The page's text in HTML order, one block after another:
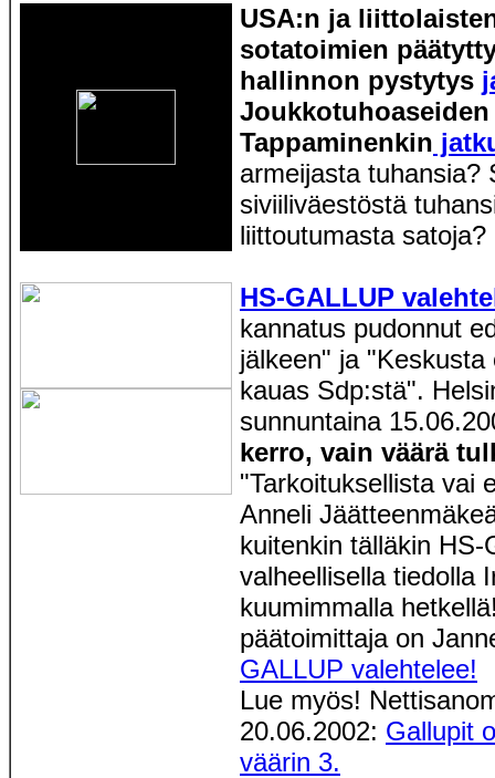
USA:n ja
sotatoimien
hallinnon pystytys
Tappaminenkin
armeijasta tuhansia?
siviiliväestöstä
liittoutumasta satoja?
HS-GALLUP
kannatus pudonnut
jälkeen" ja "Keskusta
kauas Sdp:stä".
sunnuntaina
kerro, vain väärä
"Tarkoituksellista vai
Anneli
kuitenkin tälläkin HS-
valheellisella tiedolla
kuumimmalla
päätoimittaja on
GALLUP valehtelee!
Lue myös!
20.06.2002: Gallupit
väärin 3.